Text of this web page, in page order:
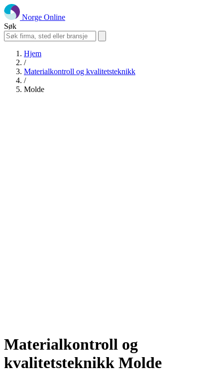
Norge Online
Søk
Hjem
/
Materialkontroll og kvalitetsteknikk
/
Molde
Materialkontroll og
kvalitetsteknikk Molde